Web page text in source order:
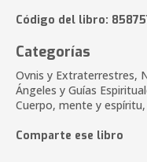
Código del libro:
Categorías
Ovnis y Extraterrestres,
Ángeles y Guías
Cuerpo, mente y
Comparte ese libro